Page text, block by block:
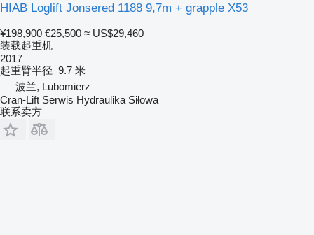
HIAB Loglift Jonsered 1188 9,7m + grapple X53
¥198,900 €25,500 ≈ US$29,460
装载起重机
2017
起重臂半径 9.7 米
波兰, Lubomierz
Cran-Lift Serwis Hydraulika Siłowa
联系卖方